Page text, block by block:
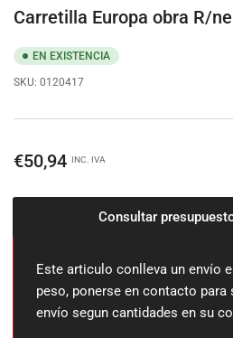
galería
Carretilla Europa obra R/
EN EXISTENCIA
SKU: 0120417
Precio
€50,94 INC. IVA
Consultar
Este articulo conlleva un envío
peso, ponerse en contacto
envío segun cantidades en su